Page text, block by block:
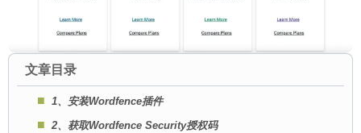
文章目录
1、安装Wordfence插件
2、获取Wordfence Security授权码